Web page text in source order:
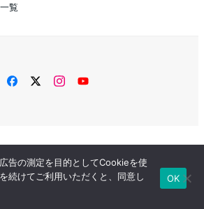
覧
facebooktwitterinstagram
YouTube
告の測定を目的としてCookieを使
続けてご利用いただくと、同意し
OK